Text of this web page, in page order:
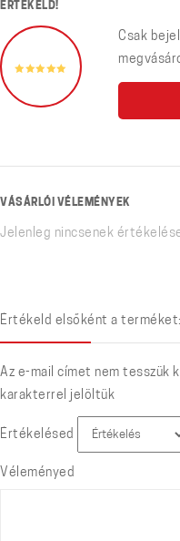
ÉRTÉKELD!
Csak
VÁSÁRLÓI VÉLEMÉNYEK
Jelenleg nincsenek
Értékeld elsőként a terméket:
Az e-mail címet nem tesszük
karakterrel jelöltük
Értékelésed
Véleményed